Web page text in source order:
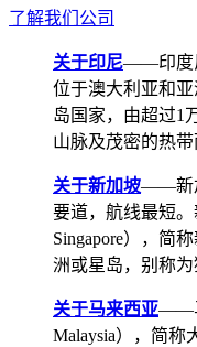
了解我们公司
关于印尼——印度
位于澳大利亚和
岛国家，由超过1
山脉及茂密的热带
关于新加坡——新
要道，航线最短
Singapore），简
洲或星岛，别称为
关于马来西亚——
Malaysia），简称